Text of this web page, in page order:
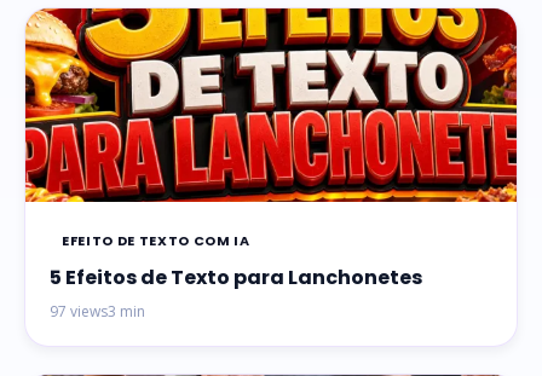
EFEITO DE TEXTO COM IA
5 Efeitos de Texto para Lanchonetes
97 views3 min